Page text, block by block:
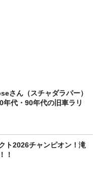
さん（スチャダラパー）
年代・90年代の旧車ラリ
ト2026チャンピオン！滝
！